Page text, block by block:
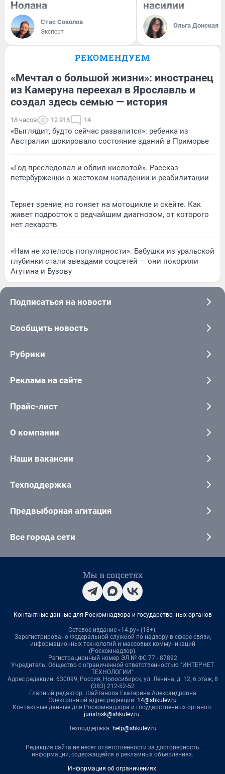
Нолана
Стас Соколов
Эксперт
насилии
Ольга Донская
РЕКОМЕНДУЕМ
«Мечтал о большой жизни»: иностранец
из Камеруна переехал в Ярославль и
создал здесь семью — история
18 часов 12 918 14
«Выглядит, будто сейчас развалится»: ребенка из
Австралии шокировало состояние зданий в Приморье
«Год преследовал и облил кислотой». Рассказ
петербурженки о жестоком нападении и реабилитации
Теряет зрение, но гоняет на мотоцикле и скейте. Как
живет подросток с редчайшим диагнозом, от которого
нет лекарств
«Нам не хотелось популярности». Бабушки из уральской
глубинки стали звездами соцсетей — они покорили
Агутина и Бузову
Подписаться на новости
Сообщить новость
Рубрики
Реклама на сайте
Прайс-лист
О компании
Наши вакансии
Техподдержка
Предвыборная агитация
Все города сети
Мы в соцсетях
Контактные данные для Роскомнадзора и государственных органов
Сетевое издание «14.ру» (18+).
Зарегистрировано Федеральной службой по надзору в сфере связи,
информационных технологий и массовых коммуникаций
(Роскомнадзор).
Регистрационный номер ЭЛ № ФС 77 - 87892
Учредитель: Общество с ограниченной ответственностью "ИНТЕРНЕТ
ТЕХНОЛОГИИ"
Адрес редакции: 630099, Россия, Новосибирск, ул. Ленина, д. 12, 6 этаж, 8
(383) 212-52-52
Главный редактор: Шайтанова Екатерина Александровна
Электронный адрес редакции: 14@shkulev.ru
Контактные данные для Роскомнадзора и государственных органов:
juristnsk@shkulev.ru.
Техподдержка: help@shkulev.ru
Редакция сайта не несет ответственности за достоверность
информации, содержащейся в рекламных объявлениях.
Информация об ограничениях.